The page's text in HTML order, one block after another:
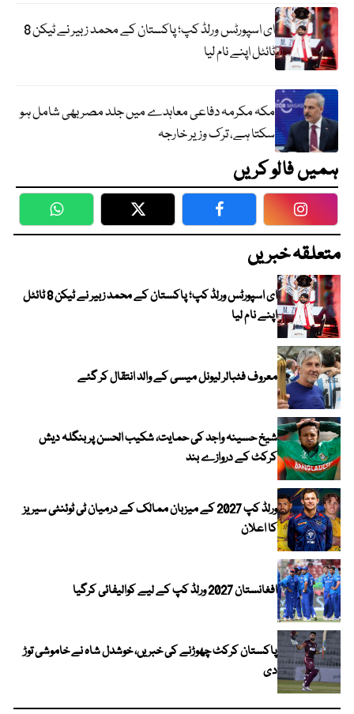
ای اسپورٹس ورلڈ کپ؛ پاکستان کے محمد زبیر نے ٹیکن 8
ٹائٹل اپنے نام لیا
مکہ مکرمہ دفاعی معاہدے میں جلد مصر بھی شامل ہو
سکتا ہے، ترک وزیر خارجہ
ہمیں فالو کریں
WhatsApp Twitter Facebook
متعلقہ خبریں
ای اسپورٹس ورلڈ کپ؛ پاکستان کے محمد زبیر نے ٹیکن 8 ٹائٹل
اپنے نام لیا
معروف فٹبالر لیونل میسی کے والد انتقال کر گئے
شیخ حسینہ واجد کی حمایت، شکیب الحسن پر بنگلہ دیش
کرکٹ کے دروازے بند
ورلڈ کپ 2027 کے میزبان ممالک کے درمیان ٹی ٹوئنٹی سیریز
کا اعلان
افغانستان 2027 ورلڈ کپ کے لیے کوالیفائی کرگیا
پاکستان کرکٹ چھوڑنے کی خبریں، خوشدل شاہ نے خاموشی توڑ
دی